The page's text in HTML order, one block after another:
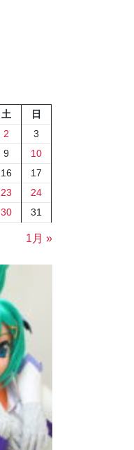
土
日
2
3
9
10
16
17
23
24
30 31
1月 »